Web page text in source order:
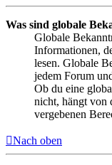
Was sind globale
Globale
Informationen,
lesen. Globale
jedem Forum
Ob du eine
nicht, hängt von
vergebenen
Nach oben